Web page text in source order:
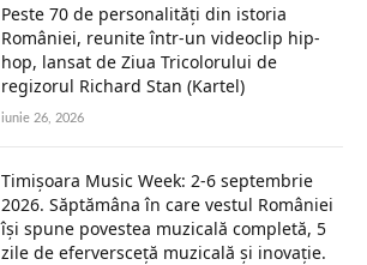
Peste 70 de personalități din istoria
României, reunite într-un videoclip hip-
hop, lansat de Ziua Tricolorului de
regizorul Richard Stan (Kartel)
iunie 26, 2026
Timișoara Music Week: 2-6 septembrie
2026. Săptămâna în care vestul României
își spune povestea muzicală completă, 5
zile de eferversceță muzicală și inovație.